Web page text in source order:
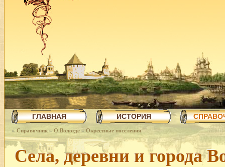
ГЛАВНАЯ ИСТОРИЯ
» Справочник » О Вологде » Окрестные поселения
Села, деревни и города